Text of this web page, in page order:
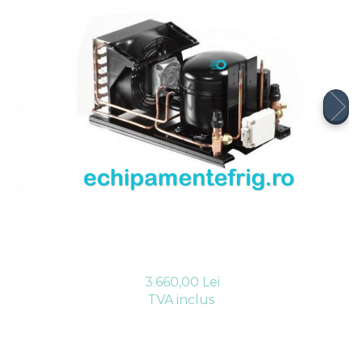
REZISTENTE SILICONICE
Ventilatoare EbmPapst
Ventilatoare WEIGUANG
Ventilatoare turbina
Compresoare Jiaxipera
3.660,00 Lei
TVA inclus